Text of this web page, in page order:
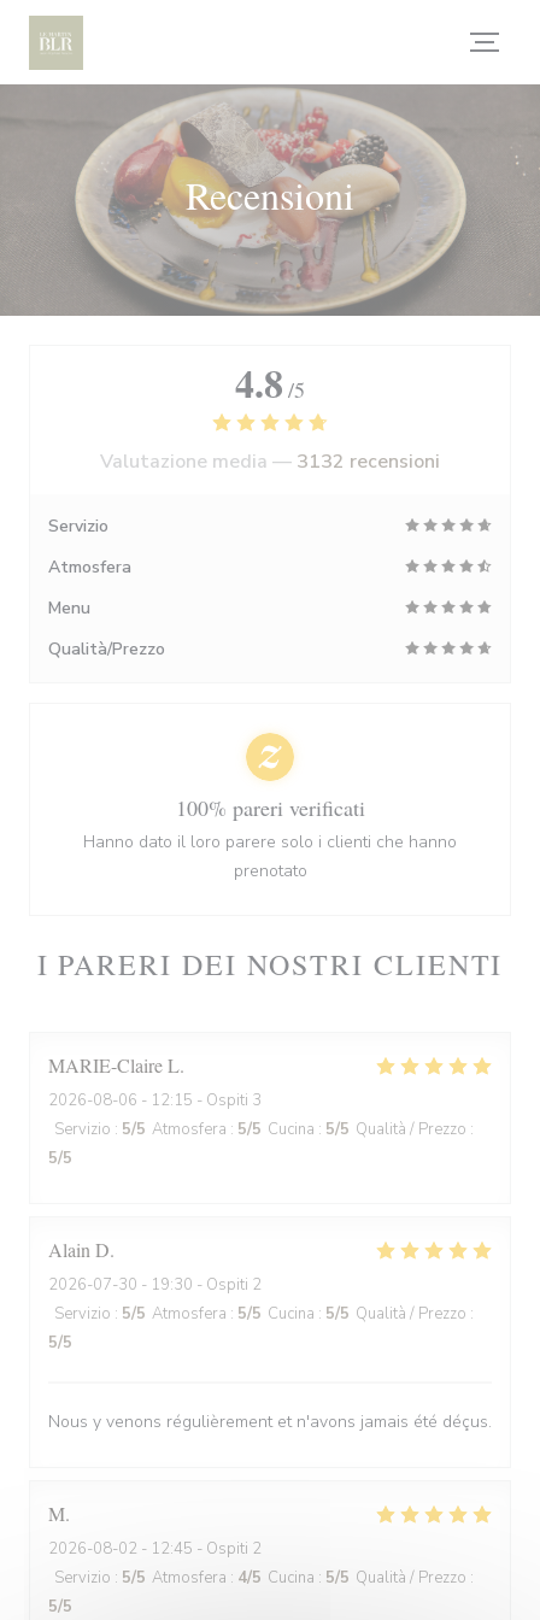
Personalizzazione delle tue scelte sui cookie
Recensioni
I PARERI DEI NOSTRI CLIENTI
MARIE-ClaireL
2026-08-06 - 12:15 - Ospiti 3
Servizio : 5/5 Atmosfera : 5/5 Cucina : 5/5 Qualità / Prezzo :
5/5
Alain D
2026-07-30 - 19:30 - Ospiti 2
Servizio : 5/5 Atmosfera : 5/5 Cucina : 5/5 Qualità / Prezzo :
5/5
Nous y venons régulièrement et n'avons jamais été déçus.
M
2026-08-02 - 12:45 - Ospiti 2
Servizio : 5/5 Atmosfera : 4/5 Cucina : 5/5 Qualità / Prezzo :
5/5
4.8 /5
Valutazione media — 3132 recensioni
Servizio
Atmosfera
Menu
Qualità/Prezzo
100% pareri verificati
Hanno dato il loro parere solo i clienti che hanno
prenotato